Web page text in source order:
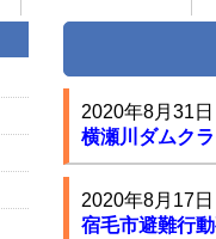
2020年8月31日
横瀬川ダムク
2020年8月17日
宿毛市避難行